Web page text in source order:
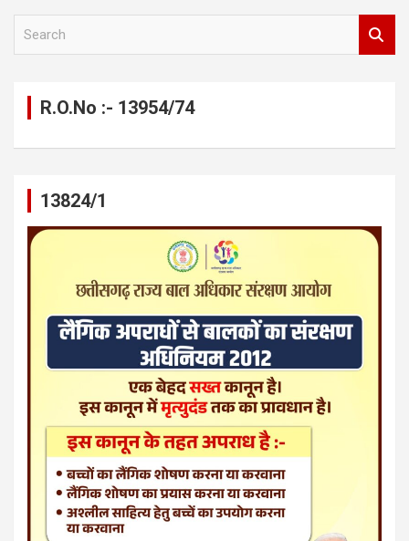
R.O.No :- 13954/74
13824/1